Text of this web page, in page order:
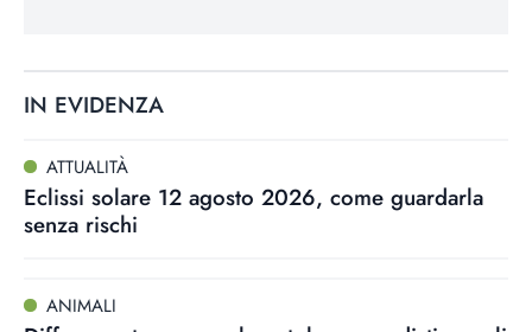
IN EVIDENZA
ATTUALITÀ
Eclissi solare 12 agosto 2026, come guardarla
senza rischi
ANIMALI